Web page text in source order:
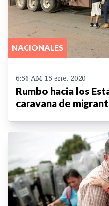
NACIONALES
6:56 AM 15 ene. 2020
Rumbo hacia los
caravana de